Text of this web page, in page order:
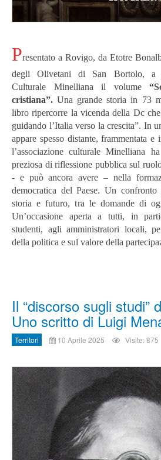
Presentato a Rovigo, da Etotre
degli Olivetani di San Bortolo, a
Culturale Minelliana il volume
cristiana”. Una grande storia in 73
libro ripercorre la vicenda della Dc
guidando l’Italia verso la crescita”. In
appare spesso distante, frammentata
l’associazione culturale Minelliana
preziosa di riflessione pubblica sul
- e può ancora avere – nella
democratica del Paese. Un confronto
storia e futuro, tra le domande di
Un’occasione aperta a tutti, in
studenti, agli amministratori locali,
della politica e sul valore della
Il “discorso sugli studi”
Uno scritto di Luigi
Territori 10 Aprile 2025 Visite: 875